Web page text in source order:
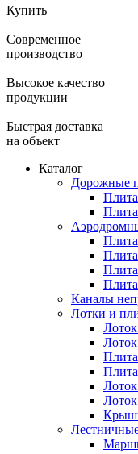
Купить
Современное
производство
Высокое качество
продукции
Быстрая доставка
на объект
Каталог
Дорожные
Каналы
Лотки и